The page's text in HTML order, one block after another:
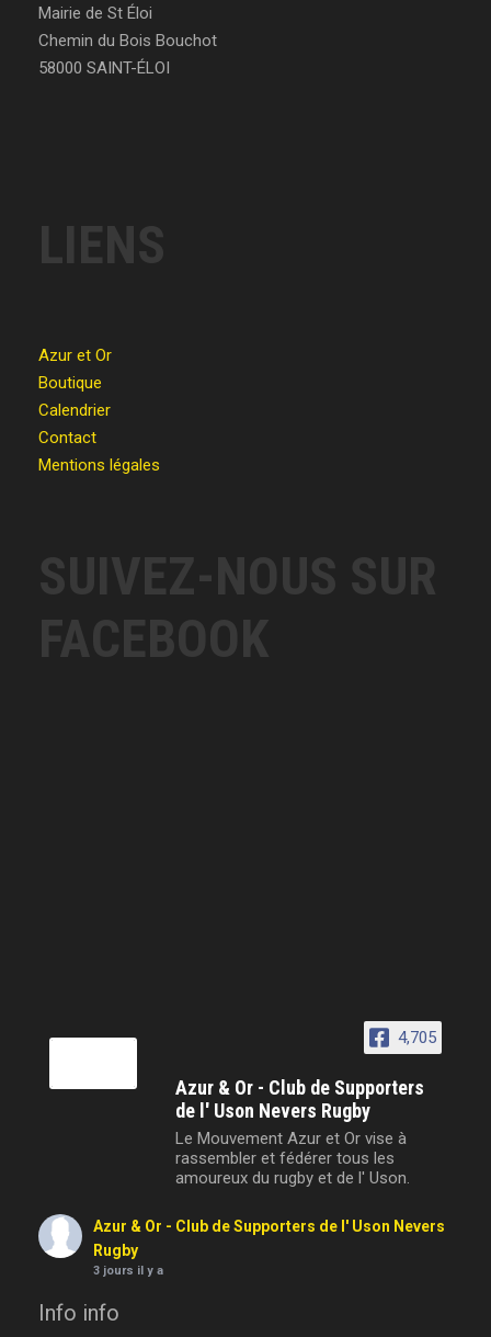
Mairie de St Éloi
Chemin du Bois Bouchot
58000 SAINT-ÉLOI
LIENS
Azur et Or
Boutique
Calendrier
Contact
Mentions légales
SUIVEZ-NOUS SUR
FACEBOOK
4,705
Azur & Or - Club de Supporters
de l' Uson Nevers Rugby
Le Mouvement Azur et Or vise à
rassembler et fédérer tous les
amoureux du rugby et de l' Uson.
Azur & Or - Club de Supporters de l' Uson Nevers
Rugby
3 jours il y a
Info info